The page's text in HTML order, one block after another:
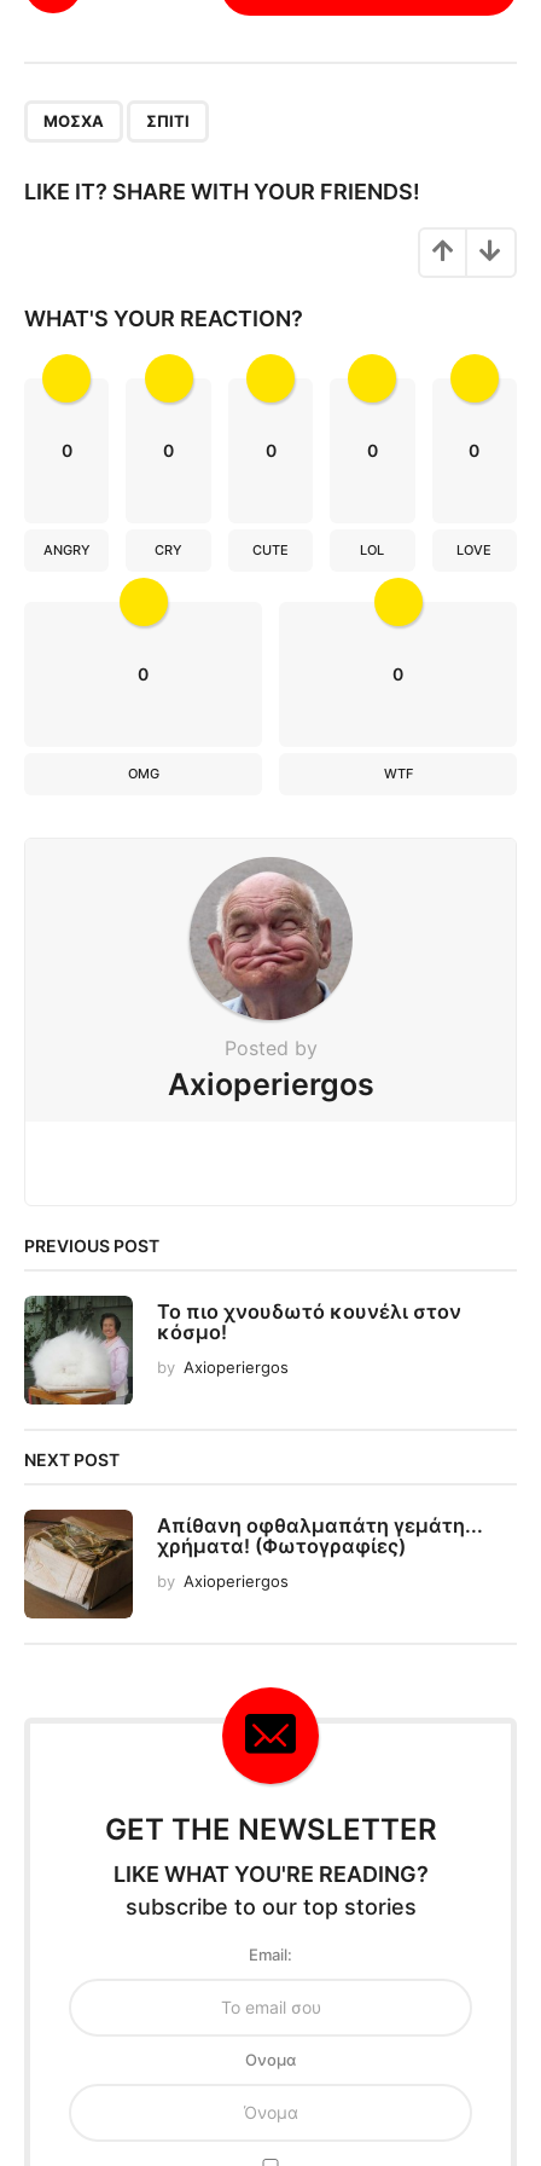
i
i
ΜΌΣΧΑ ΣΠΊΤΙ
LIKE IT? SHARE WITH YOUR FRIENDS!
WHAT'S YOUR REACTION?
0
ANGRY
0
CRY
0
CUTE
0
LOL
0
LOVE
0
OMG
0
WTF
Posted by
Axioperiergos
PREVIOUS POST
Το πιο χνουδωτό κουνέλι στον
κόσμο!
by Axioperiergos
NEXT POST
Απίθανη οφθαλμαπάτη γεμάτη...
χρήματα! (Φωτογραφίες)
by Axioperiergos
GET THE NEWSLETTER
LIKE WHAT YOU'RE READING?
subscribe to our top stories
Email:
Oνομα